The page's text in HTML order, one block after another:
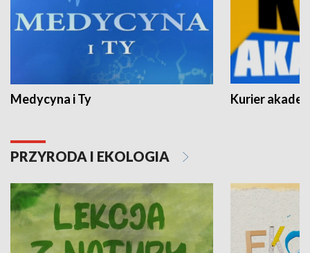
Medycyna i Ty Kurier
PRZYRODA I EKOLOGIA